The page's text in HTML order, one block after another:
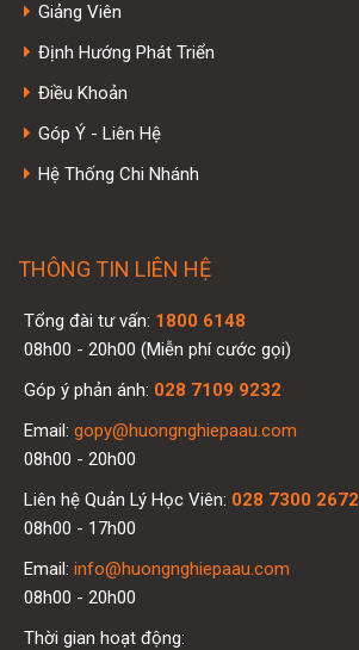
Giảng Viên
Định Hướng Phát Triển
Điều Khoản
Góp Ý - Liên Hệ
Hệ Thống Chi Nhánh
THÔNG TIN LIÊN HỆ
Tổng đài tư vấn: 1800 6148
08h00 - 20h00 (Miễn phí cước gọi)
Góp ý phản ánh: 028 7109 9232
Email: gopy@huongnghiepaau.com
08h00 - 20h00
Liên hệ Quản Lý Học Viên: 028 7300 2672
08h00 - 17h00
Email: info@huongnghiepaau.com
08h00 - 20h00
Thời gian hoạt động: